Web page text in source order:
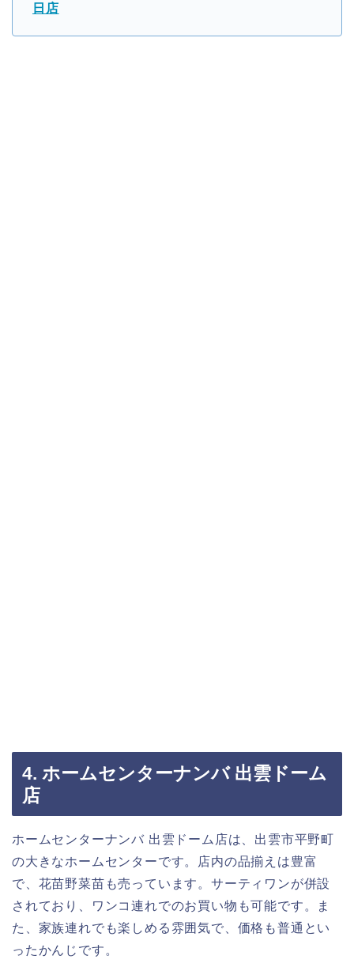
日店
4. ホームセンターナンバ 出雲ドーム
店
ホームセンターナンバ 出雲ドーム店は、出雲市平野町
の大きなホームセンターです。店内の品揃えは豊富
で、花苗野菜苗も売っています。サーティワンが併設
されており、ワンコ連れでのお買い物も可能です。ま
た、家族連れでも楽しめる雰囲気で、価格も普通とい
ったかんじです。